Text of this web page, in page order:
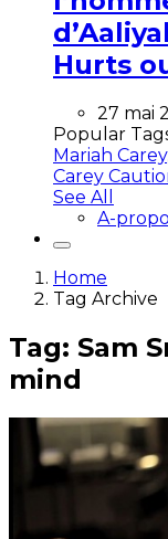
Hurts
27 mai
Popular
Mariah Carey
Carey
See All
A-
Home
Tag Archive
Tag: Sam
mind